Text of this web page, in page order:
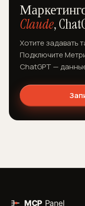
Claude,
Хотите задавать
Подключите
ChatGPT —